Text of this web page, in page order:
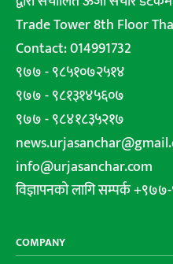
Trade Tower 8th Floor
Contact: 014991732
९७७ - ९८५१०७२५१४
९७७ - ९८१३१४५६०७
९७७ - ९८४१८३५२१७
info@urjasanchar.com
विज्ञापनको लागि सम्पर्क
COMPANY